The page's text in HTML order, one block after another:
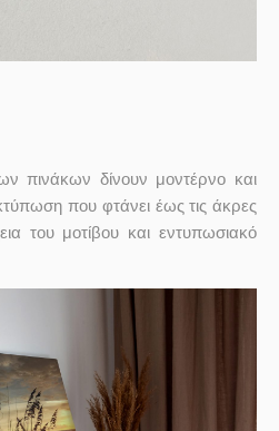
πινάκων δίνουν μοντέρνο και
που φτάνει έως τις άκρες
του μοτίβου και εντυπωσιακό